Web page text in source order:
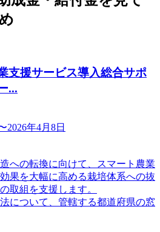
支援サービス導入総合サポ
...
2026年4月8日
への転換に向けて、スマート農業
果を大幅に高める栽培体系への抜
取組を支援します。
について、管轄する都道府県の窓